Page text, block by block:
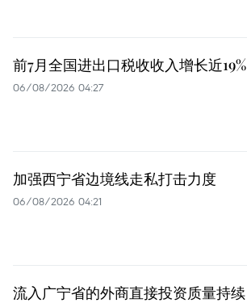
前7月全国进出口税收收入增长近19%
06/08/2026 04:27
加强西宁省边境线走私打击力度
06/08/2026 04:21
流入广宁省的外商直接投资质量持续